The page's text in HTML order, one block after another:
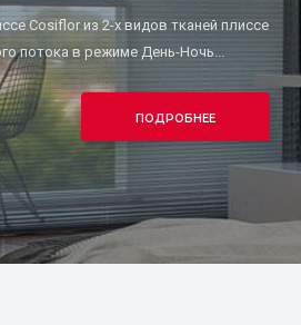
Cosiflor из 2-х видов тканей плиссе
потока в режиме День-Ночь...
ПОДРОБНЕЕ